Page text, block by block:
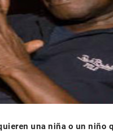
una niña o un niño